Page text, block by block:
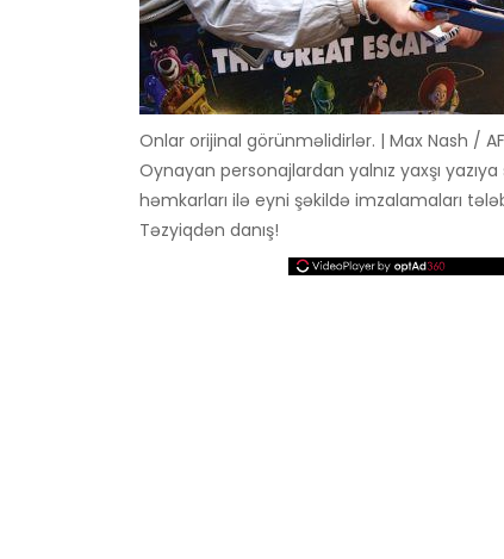
Onlar orijinal görünməlidirlər. | Max Nash /
Oynayan personajlardan yalnız yaxşı
həmkarları ilə eyni şəkildə imzalamaları
Təzyiqdən danış!